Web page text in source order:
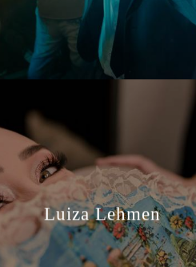
Luiza Lehmen